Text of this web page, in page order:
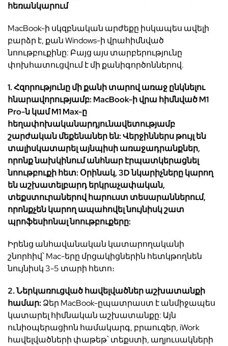
հեռանկարում
MacBook-ի սկզբնական արժեքը իսկապես ավելի
բարձր է, քանWindows-ի վրահիմնված
նոութբուքինը: Բայց այս տարբերությունը
փոխհատուցվումէմի քանիգործոններով.
1.Հզորությունը մի քանի տարով առաջ ընկնելու
հնարավորությամբ: MacBook-իվրա հիմնվածM1
Pro-նկամM1 Max-ը
հեղափոխականարդյունավետությամբ
շարժականմեքենաներեն:Վերջիններս թույլեն
տալիսկատարելայնպիսիառաջադրանքներ,
որոնքնախկինումանհնարէրպատկերացնել
նոութբուքիհետ: Օրինակ, 3Dնկարիչներըկարող
ենաշխատելբարդերկրաչափական,
տեքստուրաներով հարուստ տեսարաններում,
որոնքչենկարող ապահովել նույնիսկ շատ
պրոֆեսիոնալնոութբուքերը:
Իրենց անհավանական կատարողականի
շնորհիվ՝Mac-երը մրցակիցներին հետկթողնեն
նույնիսկ3-5 տարի հետո։
2.Ներկառուցվածհավելվածներաշխատանքի
համար: Ձեր MacBook-ըպատրաստ էանմիջապես
կատարել հիմնական աշխատանքը: Այն
ունիօպերացիոն համակարգ, բրաուզեր, iWork
հավելվածների փաթեթ՝տեքստի, աղյուսակների